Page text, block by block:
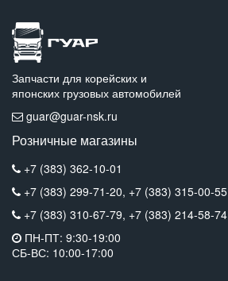
Запчасти для корейских и
японских грузовых автомобилей
guar@guar-nsk.ru
Розничные магазины
+7 (383) 362-10-01
+7 (383) 299-71-20, +7 (383) 315-00-55
+7 (383) 310-67-79, +7 (383) 214-58-74
ПН-ПТ: 9:30-19:00
СБ-ВС: 10:00-17:00